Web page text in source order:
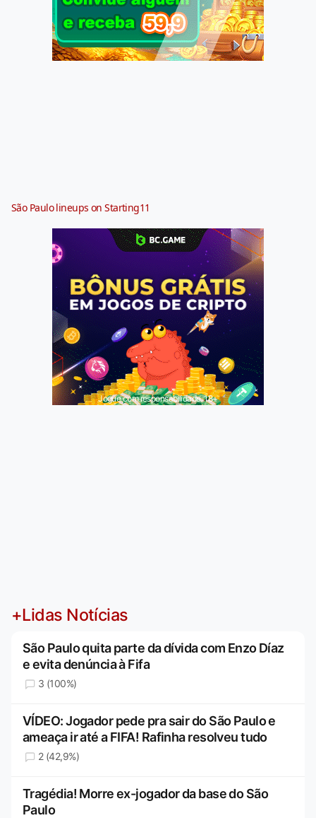
São Paulo lineups on Starting11
Jogue com responsabilidade. 18+
+Lidas Notícias
São Paulo quita parte da dívida com Enzo Díaz
e evita denúncia à Fifa
3 (100%)
VÍDEO: Jogador pede pra sair do São Paulo e
ameaça ir até a FIFA! Rafinha resolveu tudo
2 (42,9%)
Tragédia! Morre ex-jogador da base do São
Paulo